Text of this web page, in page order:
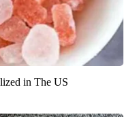
in The US